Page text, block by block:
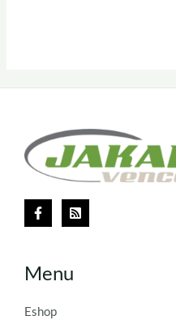
Menu
Eshop